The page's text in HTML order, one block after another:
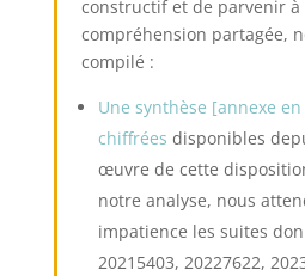
constructif et de parvenir à
compréhension partagée,
compilé :
Une synthèse [annexe
chiffrées disponibles
œuvre de cette
notre analyse, nous
impatience les suites
20215403, 20227622,